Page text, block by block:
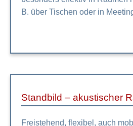
B. über Tischen oder in
Standbild – akustischer
Freistehend, flexibel, auch